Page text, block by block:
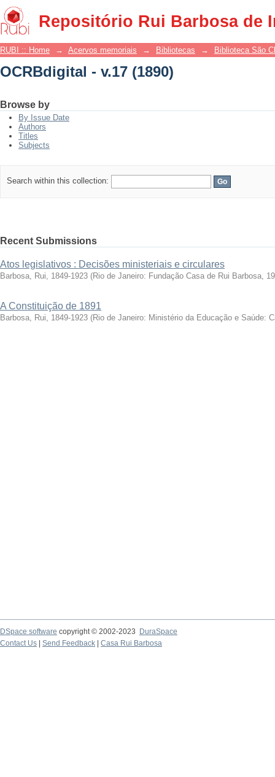
Repositório Rui Barbosa de
OCRBdigital - v.17 (1890)
RUBI :: Home → Acervos memoriais → Bibliotecas → Biblioteca São
OCRBdigital - v.17 (1890)
Browse by
By Issue Date
Authors
Titles
Subjects
Search within this collection:
Recent Submissions
Atos legislativos : Decisões ministeriais e circulares
Barbosa, Rui, 1849-1923 (Rio de Janeiro: Fundação Casa de Rui Barbosa,
A Constituição de 1891
Barbosa, Rui, 1849-1923 (Rio de Janeiro: Ministério da Educação e Saúde:
DSpace software copyright © 2002-2023
DuraSpace
Contact Us
Send Feedback Casa Rui Barbosa